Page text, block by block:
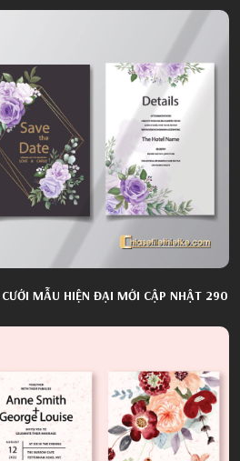
CƯỚI MẪU HIỆN ĐẠI MỚI CẬP NHẬT 290